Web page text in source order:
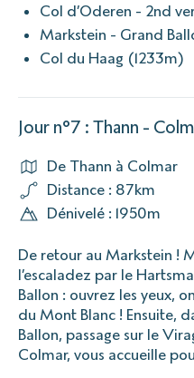
Col d’Oderen - 2nd
Markstein - Grand
Col du Haag (1233m)
Jour n°7 : Thann -
De Thann à Colmar
Distance : 87km
Dénivelé : 1950m
De retour au Markstein !
l’escaladez par le
Ballon : ouvrez les yeux,
du Mont Blanc ! Ensuite,
Ballon, passage sur le
Colmar, vous accueille